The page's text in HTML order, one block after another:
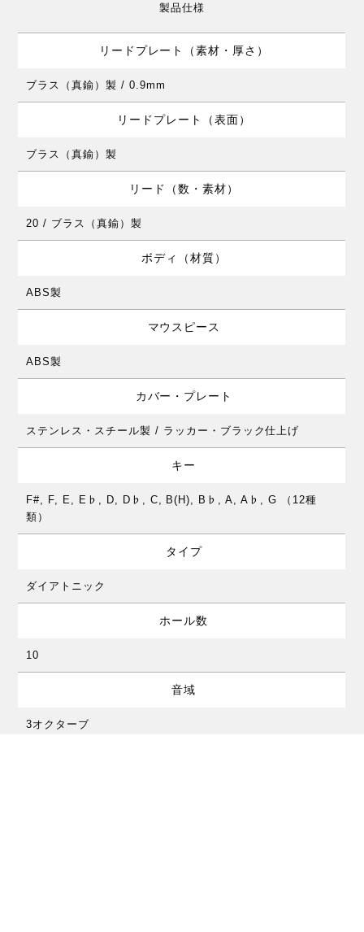
製品仕様
リードプレート（素材・厚さ）
ブラス（真鍮）製 / 0.9mm
リードプレート（表面）
ブラス（真鍮）製
リード（数・素材）
20 / ブラス（真鍮）製
ボディ（材質）
ABS製
マウスピース
ABS製
カバー・プレート
ステンレス・スチール製 / ラッカー・ブラック仕上げ
キー
F#, F, E, E♭, D, D♭, C, B(H), B♭, A, A♭, G （12種
類）
タイプ
ダイアトニック
ホール数
10
音域
3オクターブ